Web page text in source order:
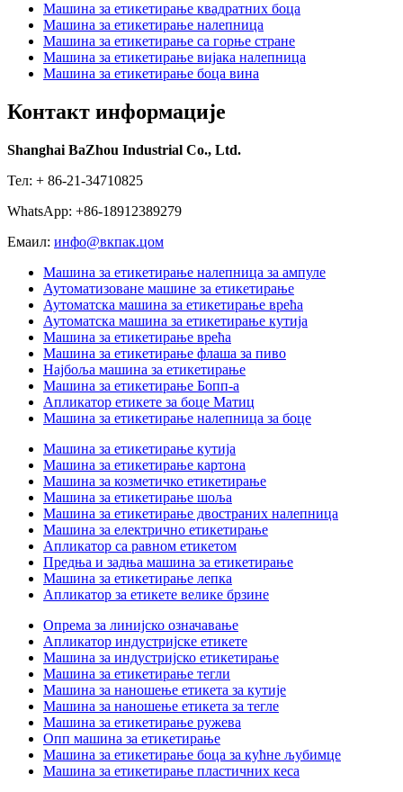
Машина за етикетирање квадратних боца
Машина за етикетирање налепница
Машина за етикетирање са горње стране
Машина за етикетирање вијака налепница
Машина за етикетирање боца вина
Контакт информације
Shanghai BaZhou Industrial Co., Ltd.
Тел: + 86-21-34710825
WhatsApp: +86-18912389279
Емаил: инфо@вкпак.цом
Машина за етикетирање налепница за ампуле
Аутоматизоване машине за етикетирање
Аутоматска машина за етикетирање врећа
Аутоматска машина за етикетирање кутија
Машина за етикетирање врећа
Машина за етикетирање флаша за пиво
Најбоља машина за етикетирање
Машина за етикетирање Бопп-а
Апликатор етикете за боце Матиц
Машина за етикетирање налепница за боце
Машина за етикетирање кутија
Машина за етикетирање картона
Машина за козметичко етикетирање
Машина за етикетирање шоља
Машина за етикетирање двостраних налепница
Машина за електрично етикетирање
Апликатор са равном етикетом
Предња и задња машина за етикетирање
Машина за етикетирање лепка
Апликатор за етикете велике брзине
Опрема за линијско означавање
Апликатор индустријске етикете
Машина за индустријско етикетирање
Машина за етикетирање тегли
Машина за наношење етикета за кутије
Машина за наношење етикета за тегле
Машина за етикетирање ружева
Опп машина за етикетирање
Машина за етикетирање боца за кућне љубимце
Машина за етикетирање пластичних кеса